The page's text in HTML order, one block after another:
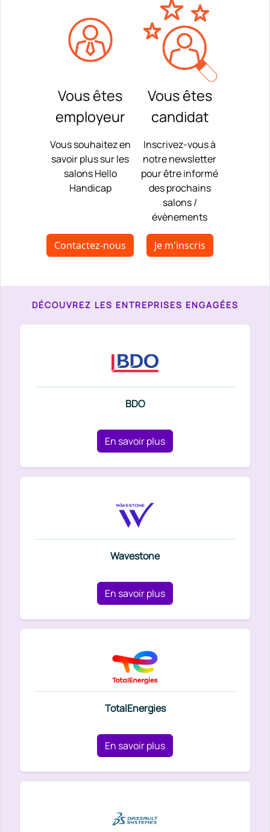
Vous êtes
employeur
Vous êtes
candidat
Vous souhaitez en
savoir plus sur les
salons Hello
Handicap
Inscrivez-vous à
notre newsletter
pour être informé
des prochains
salons /
évènements
Contactez-nous Je m'inscris
DÉCOUVREZ LES ENTREPRISES ENGAGÉES
BDO
En savoir plus
Wavestone
En savoir plus
TotalEnergies
En savoir plus